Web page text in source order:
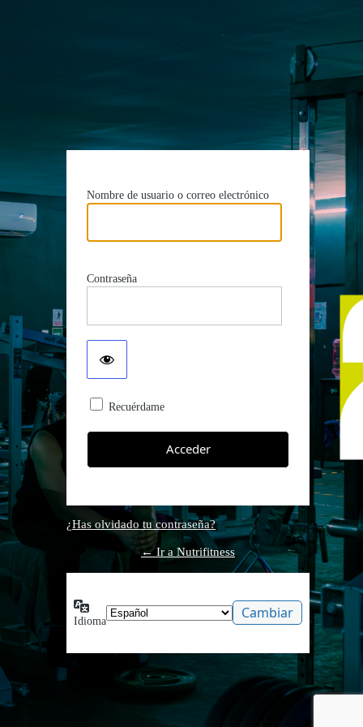
Nombre de usuario o correo electrónico
Contraseña
Recuérdame
¿Has olvidado tu contraseña?
← Ir a Nutrifitness
Idioma